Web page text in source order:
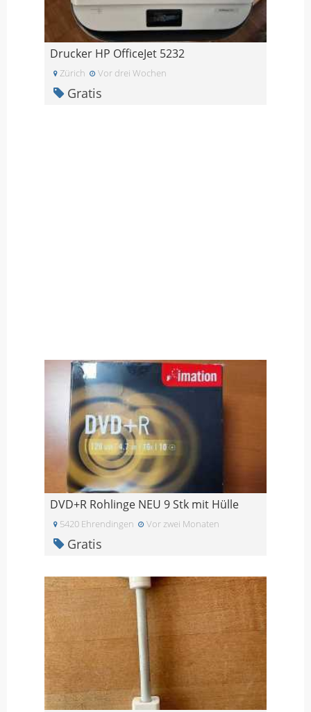
Drucker HP OfficeJet 5232
Zürich Vor drei Wochen
Gratis
DVD+R Rohlinge NEU 9 Stk mit Hülle
5420 Ehrendingen Vor zwei Monaten
Gratis